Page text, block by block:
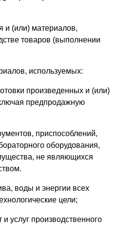
и (или) материалов,
товаров (выполнении
используемых:
произведенных и (или)
предпродажную
приспособлений,
оборудования,
не являющихся
воды и энергии всех
цели;
услуг производственного